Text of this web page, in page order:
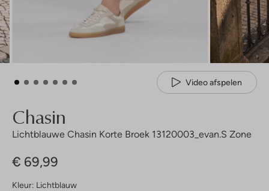
Video afspelen
Chasin
Lichtblauwe Chasin Korte Broek 13120003_evan.s Zone
€ 69,99
Kleur: Lichtblauw